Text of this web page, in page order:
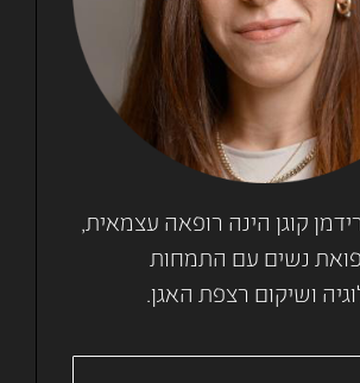
קוגן הינה רופאה עצמאית,
נשים עם התמחות
ושיקום רצפת האגן.